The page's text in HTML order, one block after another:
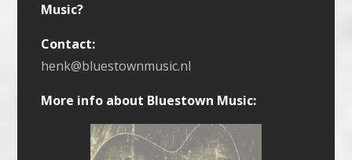
Music?
Contact:
henk@bluestownmusic.nl
More info about Bluestown Music: